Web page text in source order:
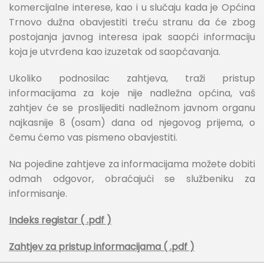
komercijalne interese, kao i u slučaju kada je Općina
Trnovo dužna obavjestiti treću stranu da će zbog
postojanja javnog interesa ipak saopći informaciju
koja je utvrđena kao izuzetak od saopćavanja.
Ukoliko podnosilac zahtjeva, traži pristup
informacijama za koje nije nadležna općina, vaš
zahtjev će se proslijediti nadležnom javnom organu
najkasnije 8 (osam) dana od njegovog prijema, o
čemu ćemo vas pismeno obavjestiti.
Na pojedine zahtjeve za informacijama možete dobiti
odmah odgovor, obraćajući se službeniku za
informisanje.
Indeks registar ( .pdf )
Zahtjev za pristup informacijama ( .pdf )